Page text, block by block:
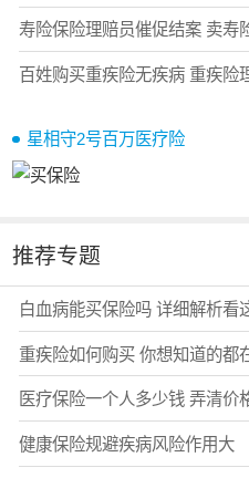
寿险保险理赔员催促结案 卖寿
百姓购买重疾险无疾病 重疾险
星相守2号百万医疗险
推荐专题
白血病能买保险吗 详细解析看
重疾险如何购买 你想知道的都
医疗保险一个人多少钱 弄清价
健康保险规避疾病风险作用大